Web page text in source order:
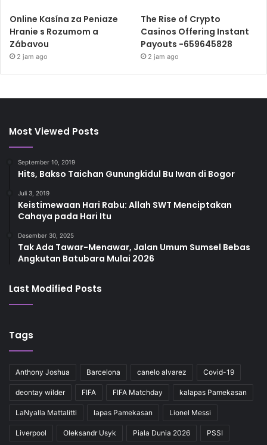
Online Kasína za Peniaze
Hranie s Rozumom a
Zábavou
2 jam ago
The Rise of Crypto
Casinos Offering Instant
Payouts -659645828
2 jam ago
Most Viewed Posts
September 10, 2019
Hits, Bakso Taichan Gunungkidul Bu Iwan di Bogor
Juli 3, 2019
Keistimewaan Hari Rabu: Allah SWT Menciptakan
Cahaya pada Hari Itu
Desember 30, 2025
Tak Ada Tawar-Menawar, Jalan Umum Sumsel Bebas
Angkutan Batubara Mulai 2026
Last Modified Posts
Tags
Anthony Joshua Barcelona canelo alvarez Covid-19
deontay wilder FIFA FIFA Matchday kalapas Pamekasan
LaNyalla Mattalitti lapas Pamekasan Lionel Messi
Liverpool Oleksandr Usyk Piala Dunia 2026 PSSI